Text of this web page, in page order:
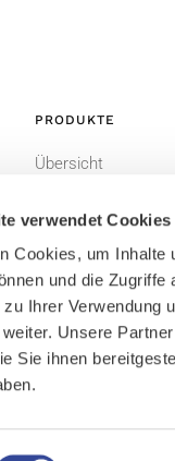
verwendet Cookies
Cookies, um Inhalte
und die
zu Ihrer Verwendung
Unsere
Sie ihnen
PRODUKTE
Übersicht
TINA